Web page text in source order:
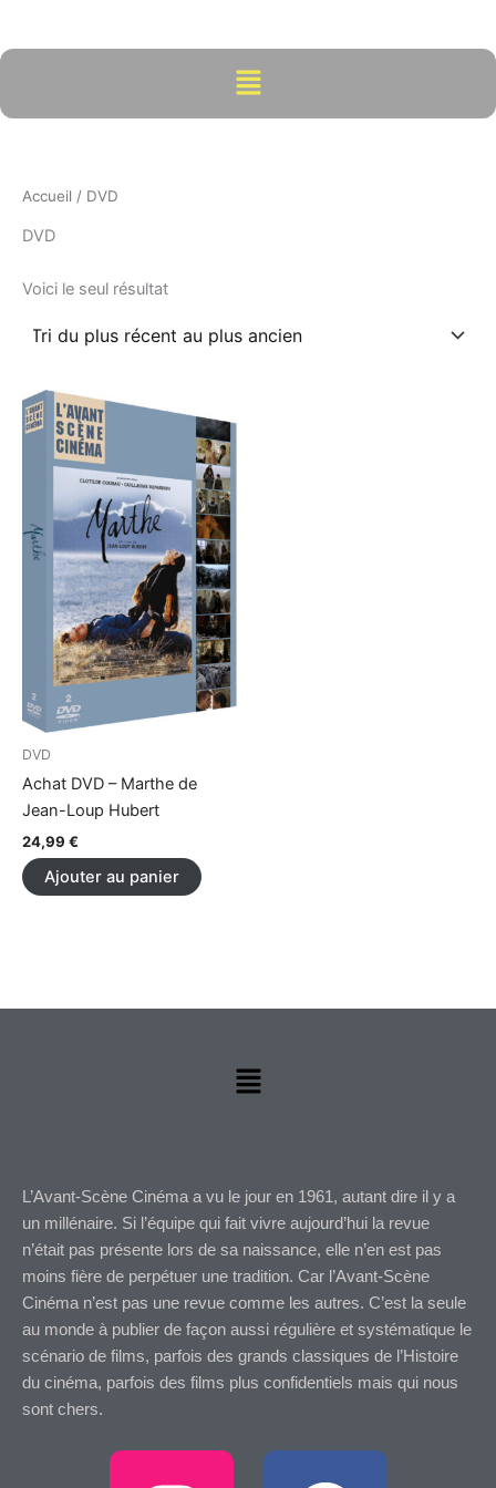
contenu
Menu
Accueil / DVD
DVD
Voici le seul résultat
DVD
Achat DVD – Marthe de
Jean-Loup Hubert
24,99 €
Ajouter au panier
Menu
L’Avant-Scène Cinéma a vu le jour en 1961, autant dire il y a
un millénaire. Si l’équipe qui fait vivre aujourd’hui la revue
n’était pas présente lors de sa naissance, elle n’en est pas
moins fière de perpétuer une tradition. Car l’Avant-Scène
Cinéma n’est pas une revue comme les autres. C’est la seule
au monde à publier de façon aussi régulière et systématique le
scénario de films, parfois des grands classiques de l’Histoire
du cinéma, parfois des films plus confidentiels mais qui nous
sont chers.